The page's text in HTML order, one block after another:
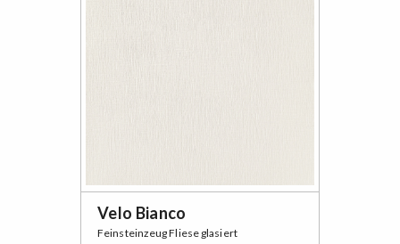
Velo Bianco
Feinsteinzeug Fliese glasiert